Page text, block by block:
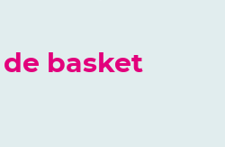
de basket